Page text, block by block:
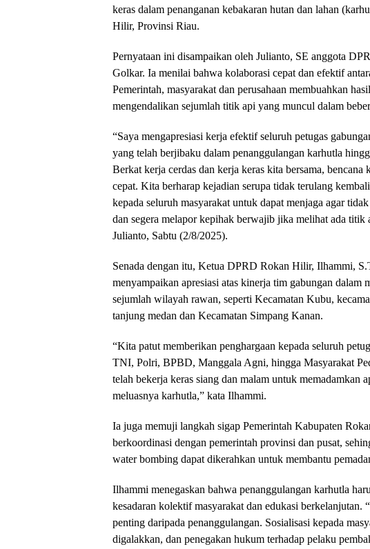
keras dalam penanganan kebakaran hutan dan lahan
Hilir, Provinsi Riau.
Pernyataan ini disampaikan oleh Julianto, SE anggota
Golkar. Ia menilai bahwa kolaborasi cepat dan efektif
Pemerintah, masyarakat dan perusahaan membuahkan
mengendalikan sejumlah titik api yang muncul dalam
“Saya mengapresiasi kerja efektif seluruh petugas
yang telah berjibaku dalam penanggulangan karhutla
Berkat kerja cerdas dan kerja keras kita bersama, bencana
cepat. Kita berharap kejadian serupa tidak terulang
kepada seluruh masyarakat untuk dapat menjaga agar
dan segera melapor kepihak berwajib jika melihat ada titik
Julianto, Sabtu (2/8/2025).
Senada dengan itu, Ketua DPRD Rokan Hilir, Ilhammi,
menyampaikan apresiasi atas kinerja tim gabungan dalam
sejumlah wilayah rawan, seperti Kecamatan Kubu,
tanjung medan dan Kecamatan Simpang Kanan.
“Kita patut memberikan penghargaan kepada seluruh
TNI, Polri, BPBD, Manggala Agni, hingga Masyarakat
telah bekerja keras siang dan malam untuk memadamkan
meluasnya karhutla,” kata Ilhammi.
Ia juga memuji langkah sigap Pemerintah Kabupaten
berkoordinasi dengan pemerintah provinsi dan pusat,
water bombing dapat dikerahkan untuk membantu
Ilhammi menegaskan bahwa penanggulangan karhutla
kesadaran kolektif masyarakat dan edukasi berkelanjutan.
penting daripada penanggulangan. Sosialisasi kepada
digalakkan, dan penegakan hukum terhadap pelaku